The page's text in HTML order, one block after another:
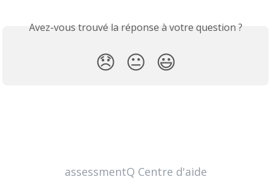
Avez-vous trouvé la réponse à votre question ?
😞 😐 😃
assessmentQ Centre d'aide